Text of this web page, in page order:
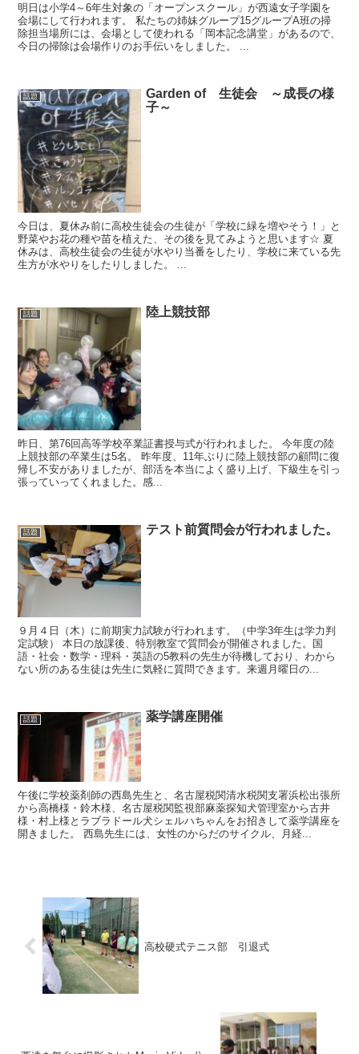
明日は小学4～6年生対象の「オープンスクール」が西遠女子学園を
会場にして行われます。 私たちの姉妹グループ15グループA班の掃
除担当場所には、会場として使われる「岡本記念講堂」があるので、
今日の掃除は会場作りのお手伝いをしました。 ...
話題
Garden of 生徒会 ～成長の様
子～
今日は、夏休み前に高校生徒会の生徒が「学校に緑を増やそう！」と
野菜やお花の種や苗を植えた、その後を見てみようと思います☆ 夏
休みは、高校生徒会の生徒が水やり当番をしたり、学校に来ている先
生方が水やりをしたりしました。 ...
話題 陸上競技部
昨日、第76回高等学校卒業証書授与式が行われました。 今年度の陸
上競技部の卒業生は5名。 昨年度、11年ぶりに陸上競技部の顧問に復
帰し不安がありましたが、部活を本当によく盛り上げ、下級生を引っ
張っていってくれました。感...
話題 テスト前質問会が行われました。
９月４日（木）に前期実力試験が行われます。（中学3年生は学力判
定試験） 本日の放課後、特別教室で質問会が開催されました。国
語・社会・数学・理科・英語の5教科の先生が待機しており、わから
ない所のある生徒は先生に気軽に質問できます。来週月曜日の...
話題 薬学講座開催
午後に学校薬剤師の西島先生と、名古屋税関清水税関支署浜松出張所
から高橋様・鈴木様、名古屋税関監視部麻薬探知犬管理室から古井
様・村上様とラブラドール犬シェルハちゃんをお招きして薬学講座を
開きました。 西島先生には、女性のからだのサイクル、月経...
高校硬式テニス部 引退式